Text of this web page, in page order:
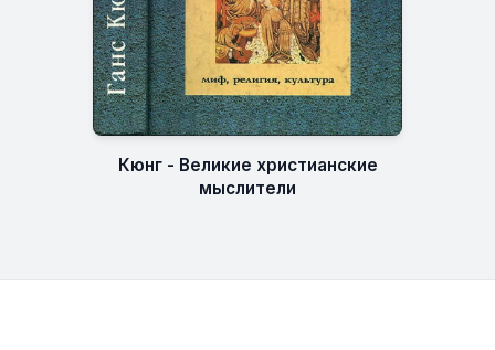
Кюнг - Великие христианские
мыслители